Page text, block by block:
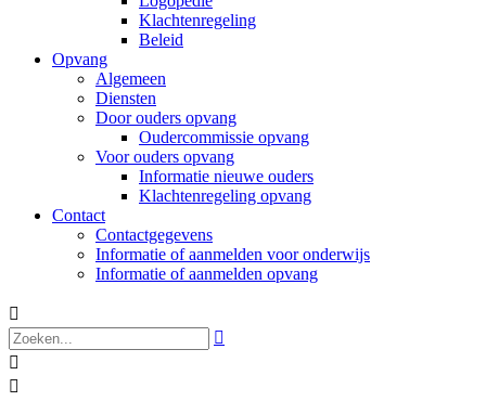
Klachtenregeling
Beleid
Opvang
Algemeen
Diensten
Door ouders opvang
Oudercommissie opvang
Voor ouders opvang
Informatie nieuwe ouders
Klachtenregeling opvang
Contact
Contactgegevens
Informatie of aanmelden voor onderwijs
Informatie of aanmelden opvang



